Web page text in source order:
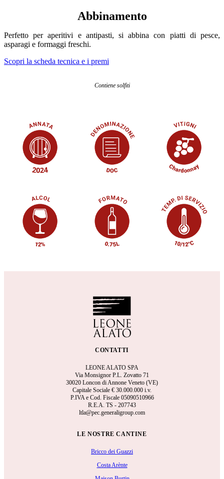
Abbinamento
Perfetto per aperitivi e antipasti, si abbina con piatti di pesce,
asparagi e formaggi freschi.
Scopri la scheda tecnica e i premi
Contiene solfiti
CONTATTI
LEONE ALATO SPA
Via Monsignor P.L. Zovatto 71
30020 Loncon di Annone Veneto (VE)
Capitale Sociale € 30.000.000 i.v.
P.IVA e Cod. Fiscale 05090510966
R.E.A. TS - 207743
ltla@pec.generaligroup.com
LE NOSTRE CANTINE
Bricco dei Guazzi
Costa Arènte